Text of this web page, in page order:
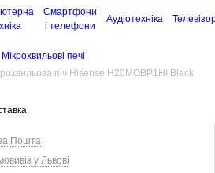
Смартфони
і телефони
Аудіотехніка
Мікрохвильові печі
піч Hisense H20MOBP1HI Black
Пошта
у Львові